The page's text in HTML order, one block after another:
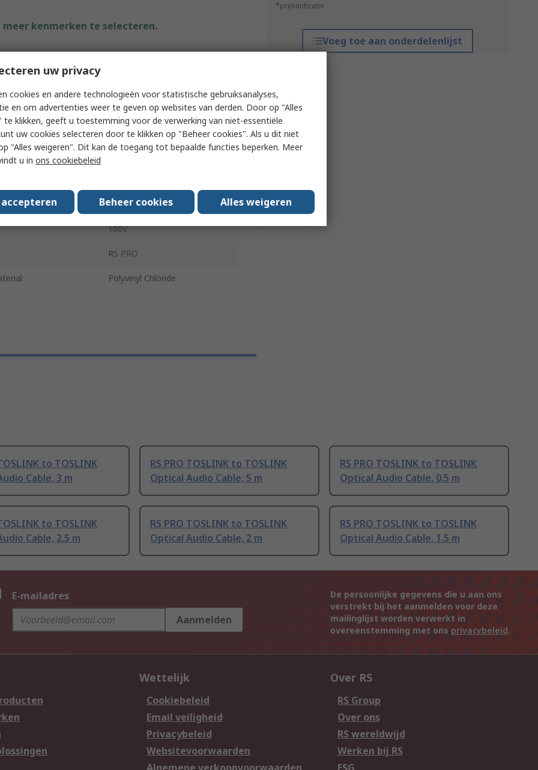
*prijsindicatie
Voeg toe aan onderdelenlijst
kenmerken te selecteren.
Waarde
Optical Audio Cable
Type A TOSLINK
Type B TOSLINK
Approvals RoHS, REACH, CE
100V
RS PRO
Polyvinyl Chloride
to TOSLINK
Cable, 3 m
RS PRO TOSLINK to TOSLINK
Optical Audio Cable, 5 m
RS PRO TOSLINK to TOSLINK
Optical Audio Cable, 0.5 m
to TOSLINK
Cable, 2.5 m
RS PRO TOSLINK to TOSLINK
Optical Audio Cable, 2 m
RS PRO TOSLINK to TOSLINK
Optical Audio Cable, 1.5 m
E-mailadres
Aanmelden
De persoonlijke gegevens die u aan ons
verstrekt bij het aanmelden voor deze
mailinglijst worden verwerkt in
overeenstemming met ons privacybeleid.
Wettelijk
Cookiebeleid
Email veiligheid
Privacybeleid
Websitevoorwaarden
Over RS
RS Group
Over ons
RS wereldwijd
Werken bij RS
uw privacy
cookies en andere technologieën voor statistische gebruiksanalyses,
en om advertenties weer te geven op websites van derden. Door op "Alles
te klikken, geeft u toestemming voor de verwerking van niet-essentiële
uw cookies selecteren door te klikken op "Beheer cookies". Als u dit niet
"Alles weigeren". Dit kan de toegang tot bepaalde functies beperken. Meer
u in ons cookiebeleid
Beheer cookies Alles weigeren